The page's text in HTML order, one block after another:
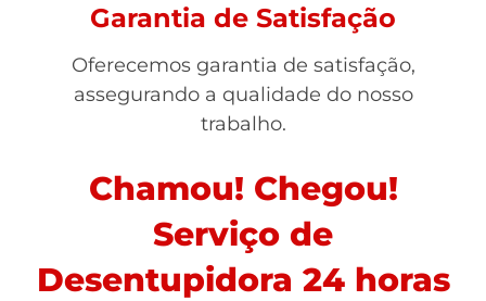
Garantia de Satisfação
Oferecemos garantia de satisfação,
assegurando a qualidade do nosso
trabalho.
Chamou! Chegou!
Serviço de
Desentupidora 24 horas